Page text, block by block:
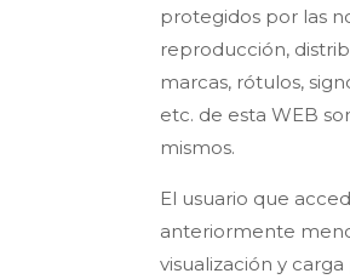
protegidos por las
reproducción,
marcas, rótulos,
etc. de esta WEB
mismos.
El usuario que
anteriormente
visualización y